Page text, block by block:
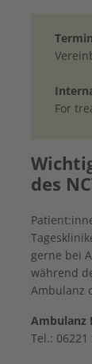
For
des
gerne bei
während
Ambulanz
Ambulanz
Tel.: 06221